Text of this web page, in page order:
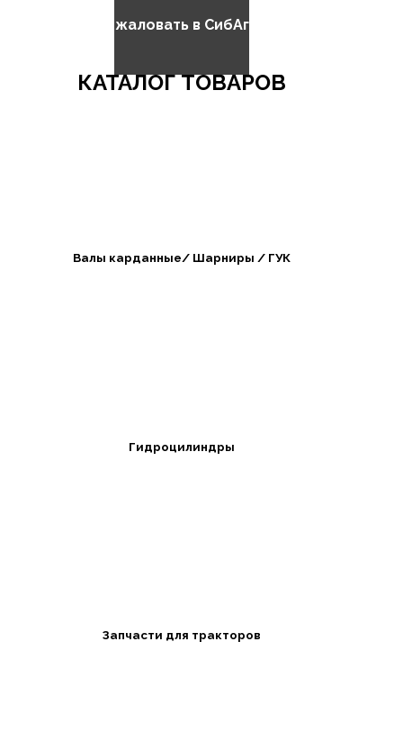
Добро пожаловать в СибАгроБизнес
КАТАЛОГ ТОВАРОВ
Валы карданные/ Шарниры / ГУК
Гидроцилиндры
Запчасти для тракторов